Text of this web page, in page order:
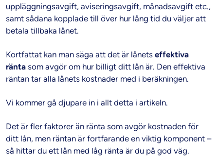
uppläggningsavgift, aviseringsavgift, månadsavgift etc.,
samt sådana kopplade till över hur lång tid du väljer att
betala tillbaka lånet.
Kortfattat kan man säga att det är lånets effektiva
ränta som avgör om hur billigt ditt lån är. Den effektiva
räntan tar alla lånets kostnader med i beräkningen.
Vi kommer gå djupare in i allt detta i artikeln.
Det är fler faktorer än ränta som avgör kostnaden för
ditt lån, men räntan är fortfarande en viktig komponent –
så hittar du ett lån med låg ränta är du på god väg.